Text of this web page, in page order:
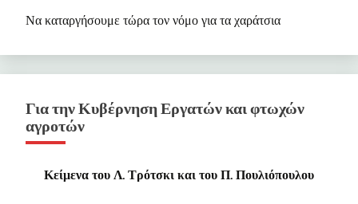
Να καταργήσουμε τώρα τον νόμο για τα χαράτσια
Για την Κυβέρνηση Εργατών και φτωχών
αγροτών
Κείμενα του Λ. Τρότσκι και του Π. Πουλιόπουλου